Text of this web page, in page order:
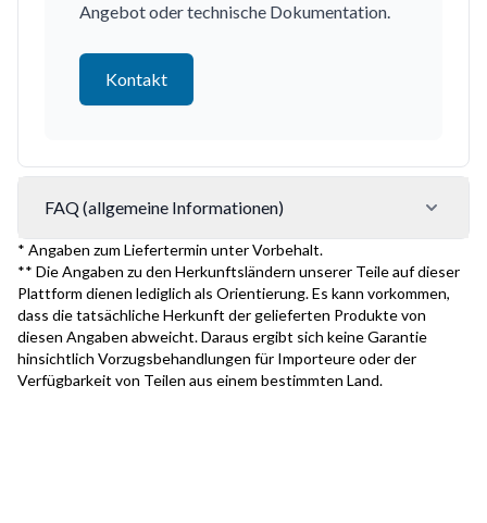
Angebot oder technische Dokumentation.
Kontakt
FAQ (allgemeine Informationen)
* Angaben zum Liefertermin unter Vorbehalt.
** Die Angaben zu den Herkunftsländern unserer Teile auf dieser
Plattform dienen lediglich als Orientierung. Es kann vorkommen,
dass die tatsächliche Herkunft der gelieferten Produkte von
diesen Angaben abweicht. Daraus ergibt sich keine Garantie
hinsichtlich Vorzugsbehandlungen für Importeure oder der
Verfügbarkeit von Teilen aus einem bestimmten Land.